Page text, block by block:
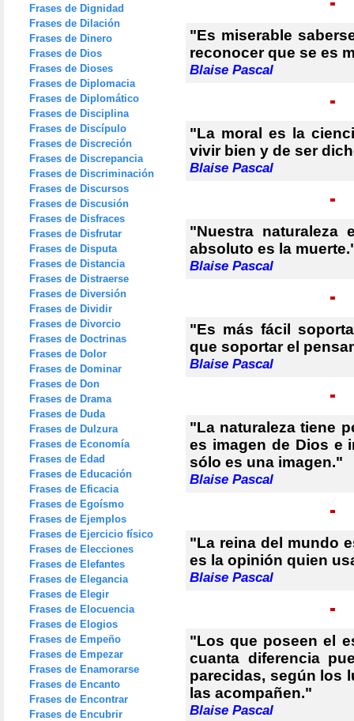
Frases de Dignidad
Frases de Dilación
Frases de Dinero
Frases de Dios
Frases de Dioses
Frases de Diplomacia
Frases de Diplomático
Frases de Disciplina
Frases de Discípulo
Frases de Discreción
Frases de Discrepancia
Frases de Discriminación
Frases de Discursos
Frases de Discusión
Frases de Disfraces
Frases de Disfrutar
Frases de Disputa
Frases de Distancia
Frases de Distraerse
Frases de Diversión
Frases de Dividir
Frases de Divorcio
Frases de Doctrinas
Frases de Dolor
Frases de Dominar
Frases de Don
Frases de Drama
Frases de Duda
Frases de Dulzura
Frases de Economía
Frases de Edad
Frases de Educación
Frases de Eficacia
Frases de Egoísmo
Frases de Ejemplos
Frases de Ejercicio físico
Frases de Elecciones
Frases de Elefantes
Frases de Elegancia
Frases de Elegir
Frases de Elocuencia
Frases de Elogios
Frases de Empeño
Frases de Empezar
Frases de Enamorarse
Frases de Encanto
Frases de Encontrar
Frases de Encubrir
"Es miserable
reconocer que se es
Blaise Pascal
"La moral es la
vivir bien y de ser
Blaise Pascal
"Nuestra naturaleza
absoluto es la
Blaise Pascal
"Es más fácil
que soportar el
Blaise Pascal
"La naturaleza tiene
es imagen de Dios e
sólo es una imagen."
Blaise Pascal
"La reina del mundo
es la opinión quien
Blaise Pascal
"Los que poseen el
cuanta diferencia
parecidas, según los
las acompañen."
Blaise Pascal